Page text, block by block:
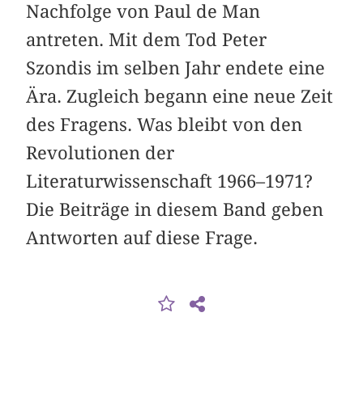
Nachfolge von Paul de Man
antreten. Mit dem Tod Peter
Szondis im selben Jahr endete eine
Ära. Zugleich begann eine neue Zeit
des Fragens. Was bleibt von den
Revolutionen der
Literaturwissenschaft 1966–1971?
Die Beiträge in diesem Band geben
Antworten auf diese Frage.